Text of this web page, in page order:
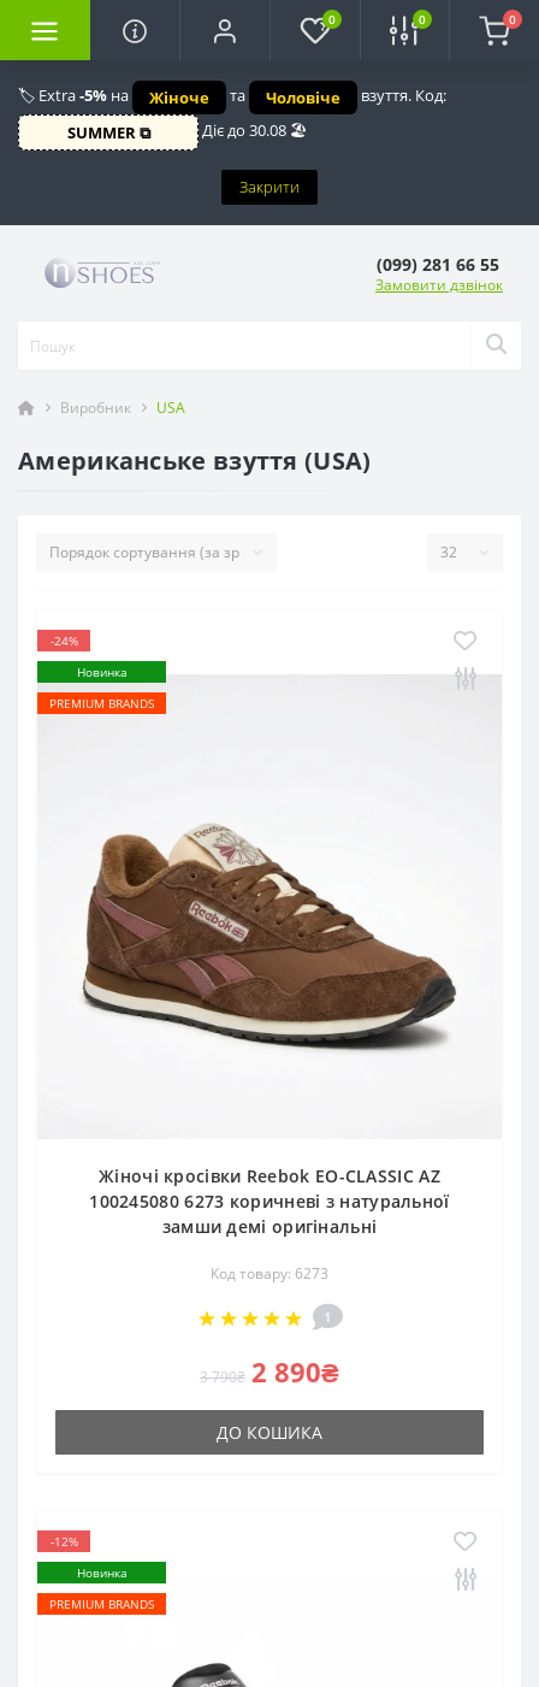
🏷️ Extra-5% на Жіноче та Чоловіче
взуття. Код:
SUMMER ⧉
Діє до 30.08 🏖️
Закрити
0 0 0
(099) 281 66 55
Замовити дзвінок
Виробник USA
Американське взуття (USA)
-24%
Новинка
PREMIUM BRANDS
Жіночі кросівки Reebok EO-CLASSIC AZ
100245080 6273 коричневі з натуральної
замши демі оригінальні
Код товару: 6273
1
3 790₴ 2 890₴
ДО КОШИКА
-12%
Новинка
PREMIUM BRANDS